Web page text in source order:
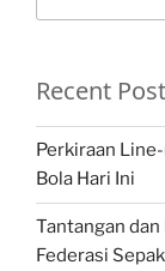
Recent
Perkiraan
Bola Hari Ini
Tantangan
Federasi